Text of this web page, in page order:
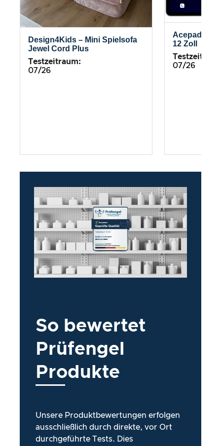
Design4Kids – Mini Spielsofa
Jewel Cord Plus
Testzeitraum:
07/26
Acepad –
12 Zoll
07/26
So bewertet
Prüfengel
Produkte
Unsere Produktbewertungen erfolgen
ausschließlich durch direkte, vor Ort
durchgeführte Tests. Dies